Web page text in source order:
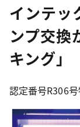
インテッ
ンプ交換
キング」
認定番号R306号